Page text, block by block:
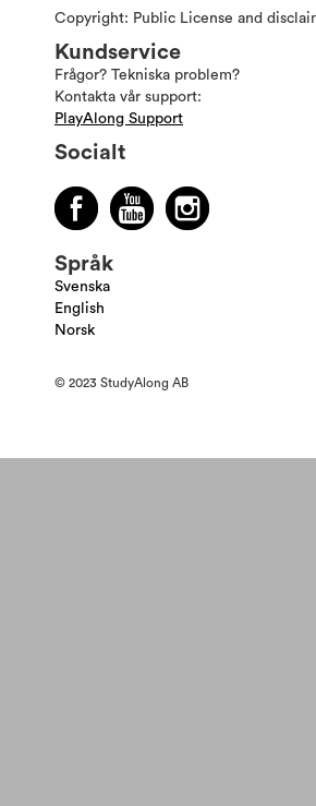
Copyright: Public License and
Kundservice
Frågor? Tekniska problem?
Kontakta vår support:
PlayAlong Support
Socialt
Språk
Svenska
English
Norsk
© 2023 StudyAlong AB